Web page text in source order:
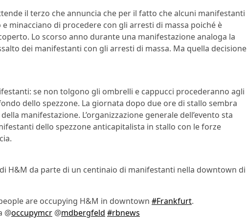
il terzo che annuncia che per il fatto che alcuni manifestanti
minacciano di procedere con gli arresti di massa poiché è
Lo scorso anno durante una manifestazione analoga la
dei manifestanti con gli arresti di massa. Ma quella decisione
se non tolgono gli ombrelli e cappucci procederanno agli
dello spezzone. La giornata dopo due ore di stallo sembra
manifestazione. L’organizzazione generale dell’evento sta
dello spezzone anticapitalista in stallo con le forze
H&M da parte di un centinaio di manifestanti nella downtown di
are occupying H&M in downtown #Frankfurt.
@occupymcr @mdbergfeld #rbnews